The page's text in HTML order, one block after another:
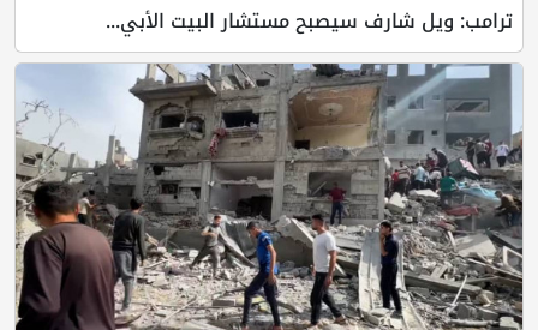
ترامب: ويل شارف سيصبح مستشار البيت الأبي...